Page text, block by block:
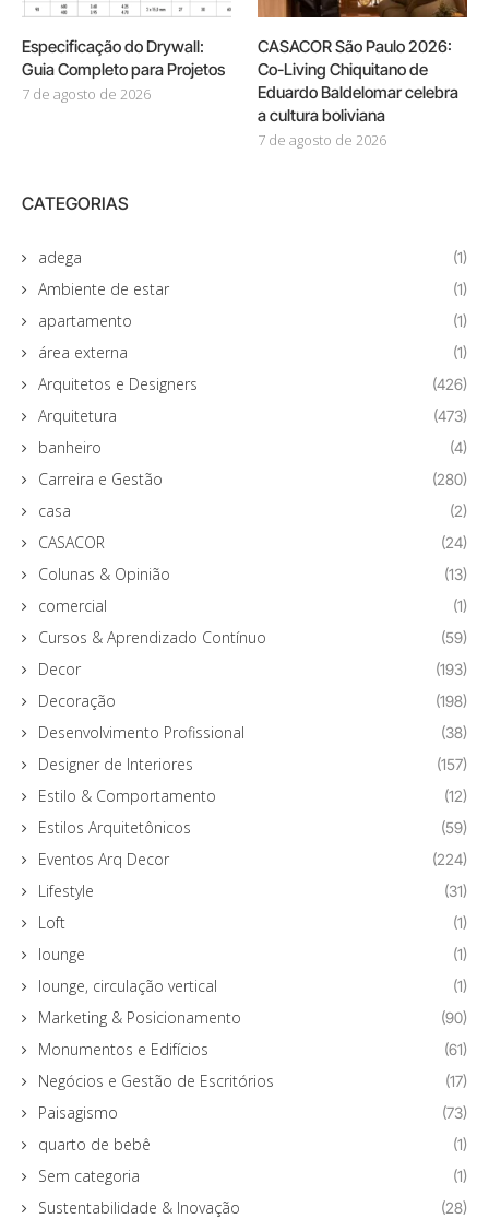
Especificação do Drywall:
Guia Completo para Projetos
7 de agosto de 2026
CASACOR São Paulo 2026:
Co-Living Chiquitano de
Eduardo Baldelomar celebra
a cultura boliviana
7 de agosto de 2026
CATEGORIAS
adega (1)
Ambiente de estar (1)
apartamento (1)
área externa (1)
Arquitetos e Designers (426)
Arquitetura (473)
banheiro (4)
Carreira e Gestão (280)
casa (2)
CASACOR (24)
Colunas & Opinião (13)
comercial (1)
Cursos & Aprendizado Contínuo (59)
Decor (193)
Decoração (198)
Desenvolvimento Profissional (38)
Designer de Interiores (157)
Estilo & Comportamento (12)
Estilos Arquitetônicos (59)
Eventos Arq Decor (224)
Lifestyle (31)
Loft (1)
lounge (1)
lounge, circulação vertical (1)
Marketing & Posicionamento (90)
Monumentos e Edifícios (61)
Negócios e Gestão de Escritórios (17)
Paisagismo (73)
quarto de bebê (1)
Sem categoria (1)
Sustentabilidade & Inovação (28)